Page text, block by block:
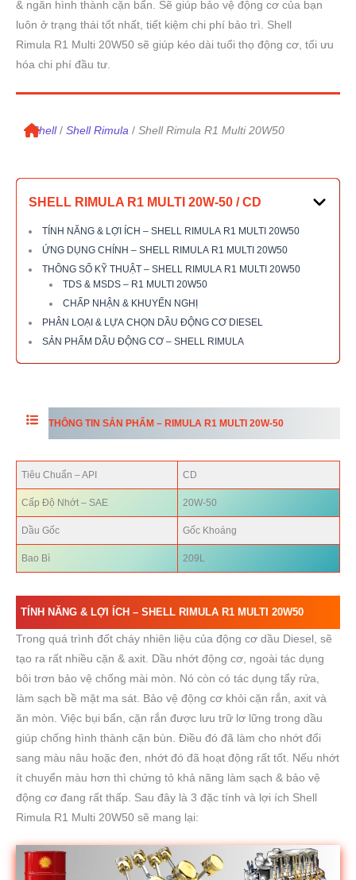
& ngăn hình thành cặn bẩn. Sẽ giúp bảo vệ động cơ của bạn
luôn ở trạng thái tốt nhất, tiết kiệm chi phí bảo trì. Shell
Rimula R1 Multi 20W50 sẽ giúp kéo dài tuổi thọ động cơ, tối ưu
hóa chi phí đầu tư.
/Shell / Shell Rimula /Shell RimulaR1 Multi 20W50
SHELL RIMULA R1 MULTI 20W-50 / CD
TÍNH NĂNG & LỢI ÍCH – SHELL RIMULA R1 MULTI 20W50
ỨNG DỤNG CHÍNH – SHELL RIMULA R1 MULTI 20W50
THÔNG SỐ KỸ THUẬT – SHELL RIMULA R1 MULTI 20W50
TDS & MSDS – R1 MULTI 20W50
CHẤP NHẬN & KHUYẾN NGHỊ
PHÂN LOẠI & LỰA CHỌN DẦU ĐỘNG CƠ DIESEL
SẢN PHẨM DẦU ĐỘNG CƠ – SHELL RIMULA
THÔNG TIN SẢN PHẨM – RIMULA R1 MULTI 20W-50
Tiêu Chuẩn – API CD
Cấp Độ Nhớt – SAE 20W-50
Dầu Gốc Gốc Khoáng
Bao Bì 209L
TÍNH NĂNG & LỢI ÍCH – SHELL RIMULA R1 MULTI 20W50
Trong quá trình đốt cháy nhiên liệu của động cơ dầu Diesel, sẽ
tạo ra rất nhiều cặn & axit. Dầu nhớt động cơ, ngoài tác dụng
bôi trơn bảo vệ chống mài mòn. Nó còn có tác dụng tẩy rửa,
làm sạch bề mặt ma sát. Bảo vệ động cơ khỏi cặn rắn, axit và
ăn mòn. Việc bụi bẩn, cặn rắn được lưu trữ lơ lững trong dầu
giúp chống hình thành cặn bùn. Điều đó đã làm cho nhớt đổi
sang màu nâu hoặc đen, nhớt đó đã hoạt động rất tốt. Nếu nhớt
ít chuyển màu hơn thì chứng tỏ khả năng làm sạch & bảo vệ
động cơ đang rất thấp. Sau đây là 3 đặc tính và lợi ích Shell
Rimula R1 Multi 20W50 sẽ mang lại: